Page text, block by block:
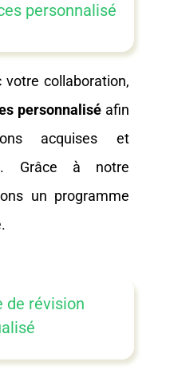
votre collaboration,
personnalisé afin
acquises et
Grâce à notre
un programme
personnalisé
de révision